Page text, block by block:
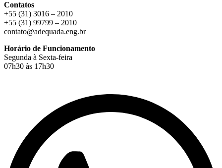
Contatos
+55 (31) 3016 – 2010
+55 (31) 99799 – 2010
contato@adequada.eng.br
Horário de Funcionamento
Segunda à Sexta-feira
07h30 às 17h30